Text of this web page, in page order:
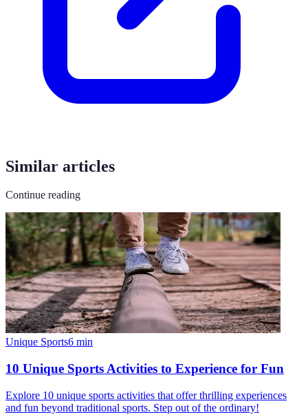
Similar articles
Continue reading
Unique Sports6 min
10 Unique Sports Activities to Experience for Fun
Explore 10 unique sports activities that offer thrilling experiences
and fun beyond traditional sports. Step out of the ordinary!